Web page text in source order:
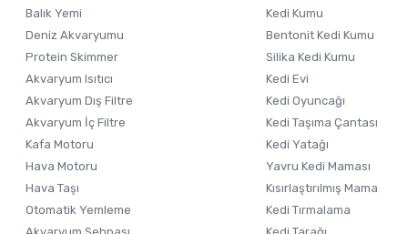
Ürün fiyatı diğer sitelerden daha pahalı.
Bu ürüne benzer farklı alternatifler olmalı.
Balık Yemi
Deniz Akvaryumu
Protein Skimmer
Akvaryum Isıtıcı
Akvaryum Dış Filtre
Akvaryum İç Filtre
Kafa Motoru
Hava Motoru
Hava Taşı
Otomatik Yemleme
Kedi Kumu
Bentonit Kedi Kumu
Silika Kedi Kumu
Kedi Evi
Kedi Oyuncağı
Kedi Taşıma Çantası
Kedi Yatağı
Yavru Kedi Maması
Kısırlaştırılmış Mama
Kedi Tırmalama